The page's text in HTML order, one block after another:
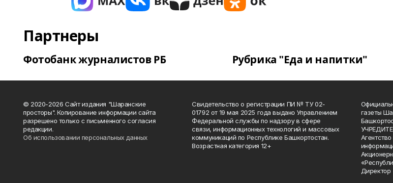
Партнеры
Фотобанк журналистов РБ Рубрика "Еда и напитки"
© 2020-2026 Сайт издания "Шаранские
просторы". Копирование информации сайта
разрешено только с письменного согласия
редакции.
Об использовании персональных данных
Свидетельство о регистрации ПИ № ТУ 02-
01792 от 19 мая 2025 года выдано Управлением
Федеральной службы по надзору в сфере
связи, информационных технологий и массовых
коммуникаций по Республике Башкортостан.
Возрастная категория 12+
газеты